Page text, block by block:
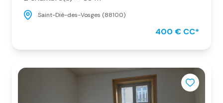
Saint-Dié-des-Vosges (88100)
400 € CC*